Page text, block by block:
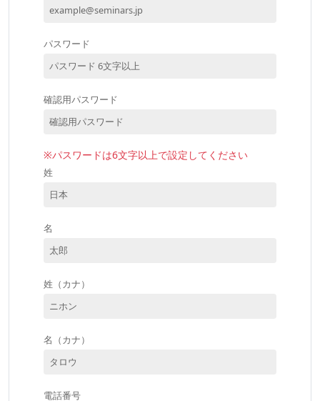
パスワード
確認用パスワード
※パスワードは6文字以上で設定してください
姓
名
姓（カナ）
名（カナ）
電話番号